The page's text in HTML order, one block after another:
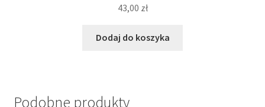
43,00 zł
Dodaj do koszyka
Podobne produkty